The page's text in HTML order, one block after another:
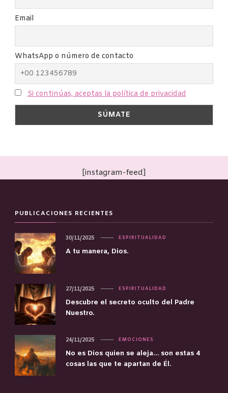
Email
WhatsApp o número de contacto
Si continúas, aceptas la política de privacidad
[instagram-feed]
PUBLICACIONES RECIENTES
ESPIRITUALIDAD
A tu manera, Dios.
30/11/2025
ESPIRITUALIDAD
Descubre el secreto oculto del Padre
Nuestro.
27/11/2025
EMOCIONES
No es Dios quien se aleja… son estas 4
cosas las que te apartan de Él.
24/11/2025